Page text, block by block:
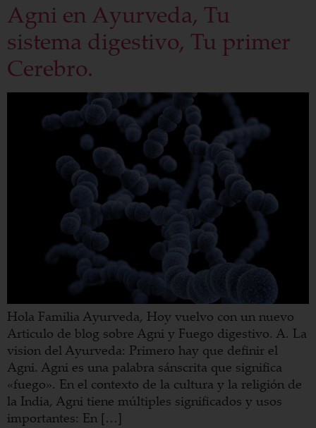
Agni en Ayurveda, Tu
sistema digestivo, Tu primer
Cerebro.
Hola Familia Ayurveda, Hoy vuelvo con un nuevo
Articulo de blog sobre Agni y Fuego digestivo. A. La
vision del Ayurveda: Primero hay que definir el
Agni. Agni es una palabra sánscrita que significa
«fuego». En el contexto de la cultura y la religión de
la India, Agni tiene múltiples significados y usos
importantes: En […]